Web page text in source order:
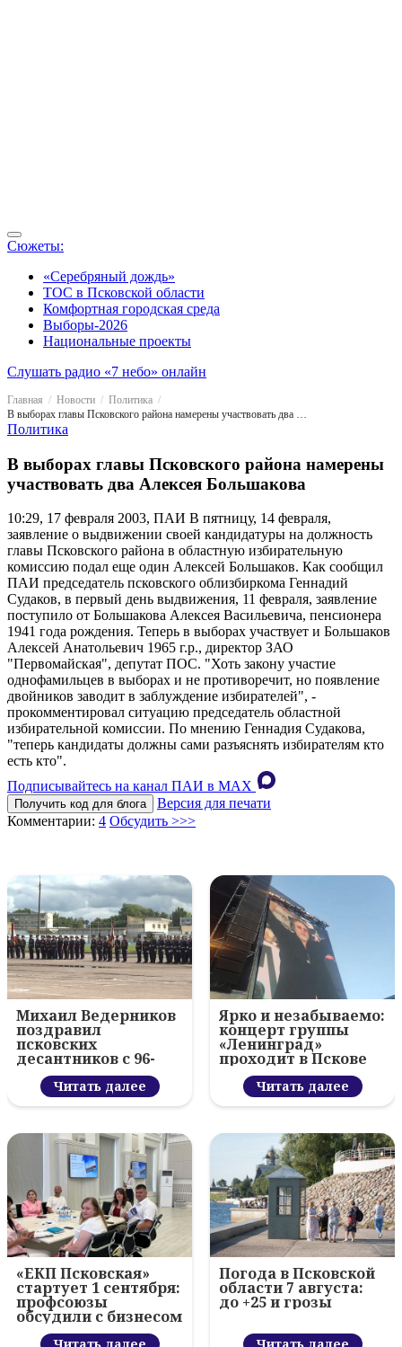
Сюжеты:
«Серебряный дождь»
ТОС в Псковской области
Комфортная городская среда
Выборы-2026
Национальные проекты
Слушать радио «7 небо» онлайн
Главная Новости
Политика
В выборах главы Псковского района намерены участвовать два Алексея Большакова
Политика
В выборах главы Псковского района намерены
участвовать два Алексея Большакова
10:29, 17 февраля 2003, ПАИ В пятницу, 14 февраля,
заявление о выдвижении своей кандидатуры на должность
главы Псковского района в областную избирательную
комиссию подал еще один Алексей Большаков. Как сообщил
ПАИ председатель псковского облизбиркома Геннадий
Судаков, в первый день выдвижения, 11 февраля, заявление
поступило от Большакова Алексея Васильевича, пенсионера
1941 года рождения. Теперь в выборах участвует и Большаков
Алексей Анатольевич 1965 г.р., директор ЗАО
"Первомайская", депутат ПОС. "Хоть закону участие
однофамильцев в выборах и не противоречит, но появление
двойников заводит в заблуждение избирателей", -
прокомментировал ситуацию председатель областной
избирательной комиссии. По мнению Геннадия Судакова,
"теперь кандидаты должны сами разъяснять избирателям кто
есть кто".
Подписывайтесь на канал ПАИ в MAХ
Получить код для блога
Версия для печати
Комментарии: 4 Обсудить >>>
Михаил Ведерников
поздравил
псковских
десантников с 96-
летием ВДВ и
вручил награды
Читать далее
Ярко и незабываемо:
концерт группы
«Ленинград»
проходит в Пскове
Читать далее
«ЕКП Псковская»
стартует 1 сентября:
профсоюзы
обсудили с бизнесом
новый цифровой
Погода в Псковской
области 7 августа:
до +25 и грозы